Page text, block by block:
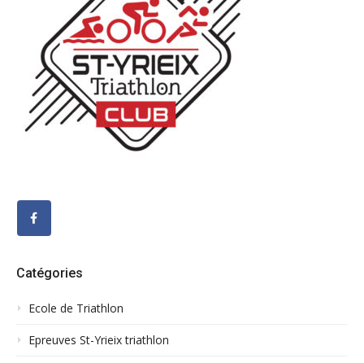
Catégories
Ecole de Triathlon
Epreuves St-Yrieix triathlon